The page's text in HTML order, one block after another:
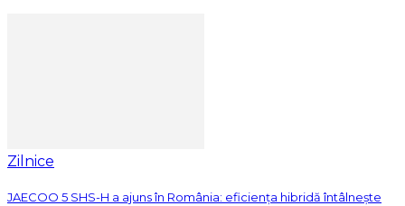
Zilnice
JAECOO 5 SHS-H a ajuns în România: eficiența hibridă întâlnește